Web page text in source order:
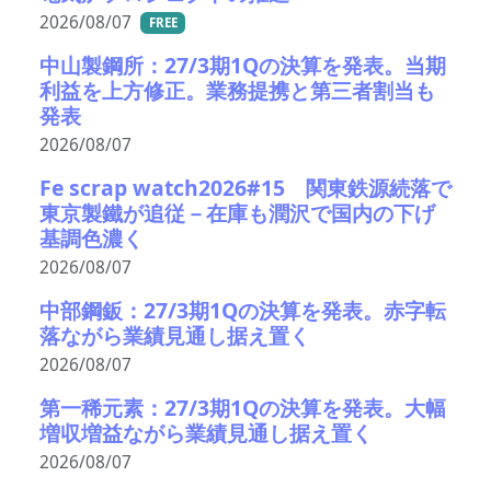
2026/08/07 FREE
中山製鋼所：27/3期1Qの決算を発表。当期
利益を上方修正。業務提携と第三者割当も
発表
2026/08/07
Fe scrap watch2026#15 関東鉄源続落で
東京製鐵が追従－在庫も潤沢で国内の下げ
基調色濃く
2026/08/07
中部鋼鈑：27/3期1Qの決算を発表。赤字転
落ながら業績見通し据え置く
2026/08/07
第一稀元素：27/3期1Qの決算を発表。大幅
増収増益ながら業績見通し据え置く
2026/08/07